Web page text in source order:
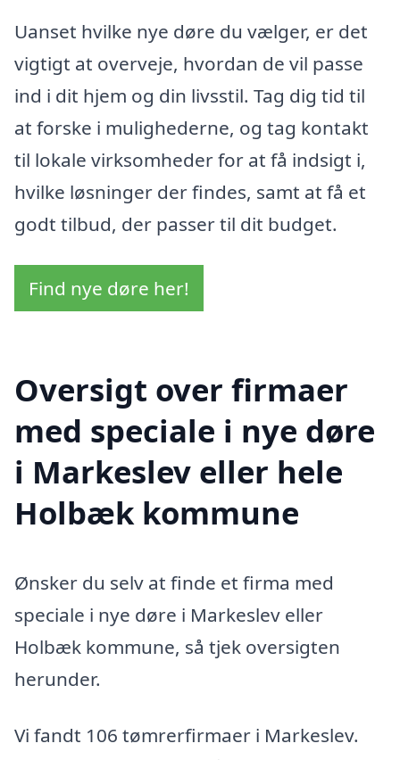
Uanset hvilke nye døre du vælger, er det
vigtigt at overveje, hvordan de vil passe
ind i dit hjem og din livsstil. Tag dig tid til
at forske i mulighederne, og tag kontakt
til lokale virksomheder for at få indsigt i,
hvilke løsninger der findes, samt at få et
godt tilbud, der passer til dit budget.
Find nye døre her!
Oversigt over firmaer
med speciale i nye døre
i Markeslev eller hele
Holbæk kommune
Ønsker du selv at finde et firma med
speciale i nye døre i Markeslev eller
Holbæk kommune, så tjek oversigten
herunder.
Vi fandt 106 tømrerfirmaer i Markeslev.